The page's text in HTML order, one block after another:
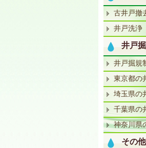
古井戸撤
井戸洗浄
井戸
井戸掘規
東京都の
埼玉県の
千葉県の
神奈川県
その他